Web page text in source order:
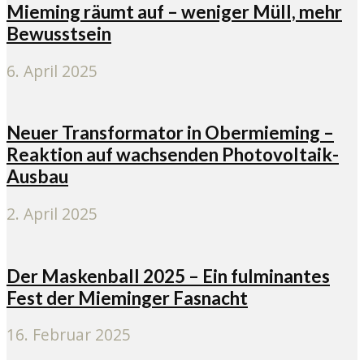
Mieming räumt auf – weniger Müll, mehr
Bewusstsein
6. April 2025
Neuer Transformator in Obermieming –
Reaktion auf wachsenden Photovoltaik-
Ausbau
2. April 2025
Der Maskenball 2025 – Ein fulminantes
Fest der Mieminger Fasnacht
16. Februar 2025